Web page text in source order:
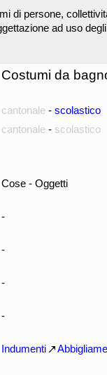
di persone,
ad uso
Costumi da
cantonale - scolastico
cantonale - scolastico
Cose - Oggetti
-
-
-
-
Indumenti